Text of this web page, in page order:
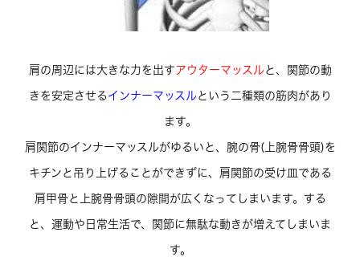
肩の周辺には大きな力を出すアウターマッスルと、関節の動
きを安定させる インナーマッスルという二種類の筋肉があり
ます。
肩関節のインナーマッスルがゆるいと、腕の骨(上腕骨骨頭)を
キチンと吊り上げることができずに、肩関節の受け皿である
肩甲骨と上腕骨骨頭の隙間が広くなってしまいます。する
と、運動や日常生活で、関節に無駄な動きが増えてしまいま
す。